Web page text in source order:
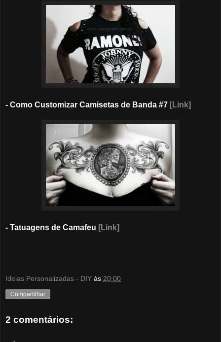
- Como Customizar Camisetas de Banda #7 [Link]
- Tatuagens de Camafeu [Link]
Ideias Personalizadas - DIY às 20:00
Compartilhar
2 comentários: